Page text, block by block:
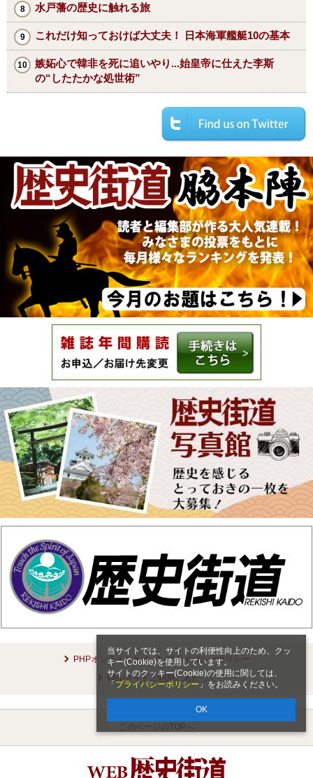
当サイトでは、サイトの利便性向上のため、クッ
キー(Cookie)を使用しています。
サイトのクッキー(Cookie)の使用に関しては、
「 プライバシーポリシー 」をお読みください。
OK
水戸藩の歴史に触れる旅
これだけ知っておけば大丈夫！ 日本海軍艦艇10の基本
嫉妬心で韓非を死に追いやり...始皇帝に仕えた李斯
の“したたかな処世術”
PHPオンラインとは
プライバシーポリシー
Webサイトご利用にあたって
このページのTOPへ